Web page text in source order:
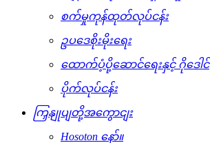
စက်မှုကုန်ထုတ်လုပ်ငန်း
ဥပဒေစိုးမိုးရေး
ထောက်ပံ့ပို့ဆောင်ရေးနှင့် ဂိုဒေါင်
ပိုက်လုပ်ငန်း
ကြှနျုပျတို့အကွောငျး
Hosoton နော်။